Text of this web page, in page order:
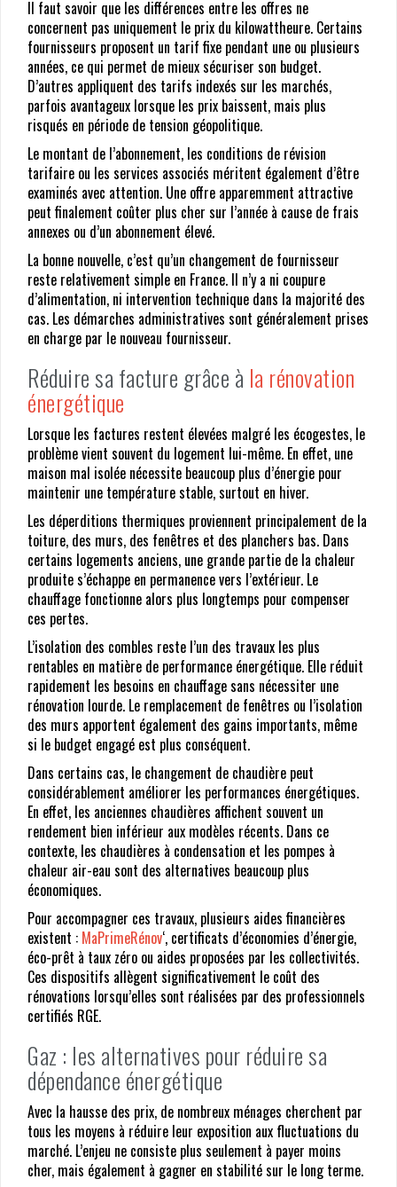
Il faut savoir que les différences entre les offres ne
concernent pas uniquement le prix du kilowattheure. Certains
fournisseurs proposent un tarif fixe pendant une ou plusieurs
années, ce qui permet de mieux sécuriser son budget.
D’autres appliquent des tarifs indexés sur les marchés,
parfois avantageux lorsque les prix baissent, mais plus
risqués en période de tension géopolitique.
Le montant de l’abonnement, les conditions de révision
tarifaire ou les services associés méritent également d’être
examinés avec attention. Une offre apparemment attractive
peut finalement coûter plus cher sur l’année à cause de frais
annexes ou d’un abonnement élevé.
La bonne nouvelle, c’est qu’un changement de fournisseur
reste relativement simple en France. Il n’y a ni coupure
d’alimentation, ni intervention technique dans la majorité des
cas. Les démarches administratives sont généralement prises
en charge par le nouveau fournisseur.
Réduire sa facture grâce à la rénovation
énergétique
Lorsque les factures restent élevées malgré les écogestes, le
problème vient souvent du logement lui-même. En effet, une
maison mal isolée nécessite beaucoup plus d’énergie pour
maintenir une température stable, surtout en hiver.
Les déperditions thermiques proviennent principalement de la
toiture, des murs, des fenêtres et des planchers bas. Dans
certains logements anciens, une grande partie de la chaleur
produite s’échappe en permanence vers l’extérieur. Le
chauffage fonctionne alors plus longtemps pour compenser
ces pertes.
L’isolation des combles reste l’un des travaux les plus
rentables en matière de performance énergétique. Elle réduit
rapidement les besoins en chauffage sans nécessiter une
rénovation lourde. Le remplacement de fenêtres ou l’isolation
des murs apportent également des gains importants, même
si le budget engagé est plus conséquent.
Dans certains cas, le changement de chaudière peut
considérablement améliorer les performances énergétiques.
En effet, les anciennes chaudières affichent souvent un
rendement bien inférieur aux modèles récents. Dans ce
contexte, les chaudières à condensation et les pompes à
chaleur air-eau sont des alternatives beaucoup plus
économiques.
Pour accompagner ces travaux, plusieurs aides financières
existent : MaPrimeRénov‘, certificats d’économies d’énergie,
éco-prêt à taux zéro ou aides proposées par les collectivités.
Ces dispositifs allègent significativement le coût des
rénovations lorsqu’elles sont réalisées par des professionnels
certifiés RGE.
Gaz : les alternatives pour réduire sa
dépendance énergétique
Avec la hausse des prix, de nombreux ménages cherchent par
tous les moyens à réduire leur exposition aux fluctuations du
marché. L’enjeu ne consiste plus seulement à payer moins
cher, mais également à gagner en stabilité sur le long terme.